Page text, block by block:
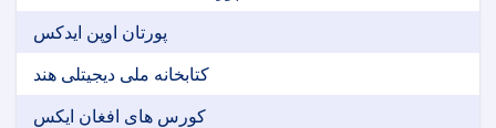
پورتان اوپن ایدکس
کتابخانه ملی دیجیتلی هند
کورس های افغان ایکس